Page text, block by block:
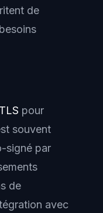
de
pour
souvent
signé par
de
avec